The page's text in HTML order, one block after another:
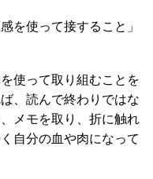
を使って接すること」
使って取り組むことを
、読んで終わりではな
メモを取り、折に触れ
自分の血や肉になって